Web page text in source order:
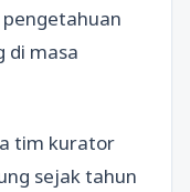
di masa
tim kurator
sejak tahun